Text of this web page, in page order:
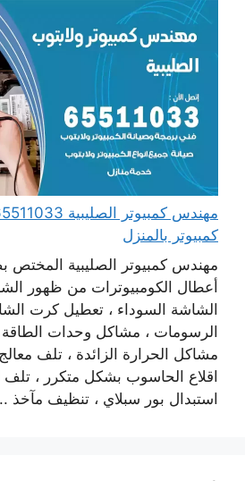
كمبيوتر بالمنزل
مهندس كمبيوتر الصليبية المختص
أعطال الكومبيوترات من ظهور
الشاشة السوداء ، تعطيل كرت
الرسومات ، مشاكل وحدات الطاقة
مشاكل الحرارة الزائدة ، تلف
اقلاع الحاسوب بشكل متكرر ، تلف
استبدال بور سبلاي ، تنظيف مآخذ